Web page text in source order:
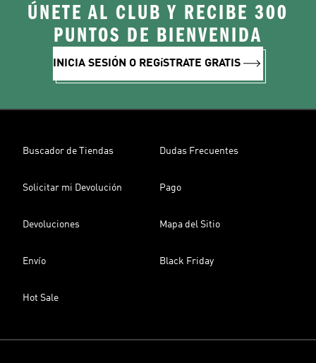
ÚNETE AL CLUB Y RECIBE 300
PUNTOS DE BIENVENIDA
INICIA SESIÓN O REGíSTRATE GRATIS
Buscador de Tiendas Dudas Frecuentes
Solicitar mi Devolución Pago
Devoluciones Mapa del Sitio
Envío Black Friday
Hot Sale